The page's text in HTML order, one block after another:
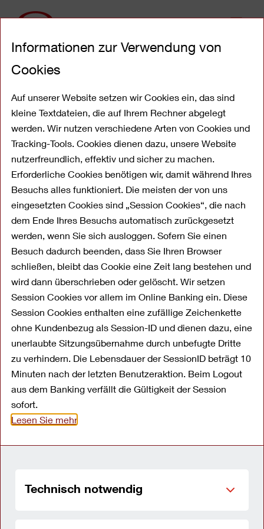
Informationen zur Verwendung von
Cookies
Auf unserer Website setzen wir Cookies ein, das sind
kleine Textdateien, die auf Ihrem Rechner abgelegt
werden. Wir nutzen verschiedene Arten von Cookies und
Tracking-Tools. Cookies dienen dazu, unsere Website
nutzerfreundlich, effektiv und sicher zu machen.
Erforderliche Cookies benötigen wir, damit während Ihres
Besuchs alles funktioniert. Die meisten der von uns
eingesetzten Cookies sind „Session Cookies“, die nach
dem Ende Ihres Besuchs automatisch zurückgesetzt
werden, wenn Sie sich ausloggen. Sofern Sie einen
Besuch dadurch beenden, dass Sie Ihren Browser
schließen, bleibt das Cookie eine Zeit lang bestehen und
wird dann überschrieben oder gelöscht. Wir setzen
Session Cookies vor allem im Online Banking ein. Diese
Session Cookies enthalten eine zufällige Zeichenkette
ohne Kundenbezug als Session-ID und dienen dazu, eine
unerlaubte Sitzungsübernahme durch unbefugte Dritte
zu verhindern. Die Lebensdauer der SessionID beträgt 10
Minuten nach der letzten Benutzeraktion. Beim Logout
aus dem Banking verfällt die Gültigkeit der Session
sofort.
Lesen Sie mehr
Technisch notwendig
zum
InhaltDatenschutz
Hinweise zum Datenschutz
Die OYAK ANKER Bank GmbH ist sich der
Bedeutung der personenbezogenen Daten
seiner Kunden und der Besucher dieser
Website bewusst. Wir nehmen diese
Verantwortung ernst und sehen es als eine
unserer wichtigen Aufgaben an, die
Vertraulichkeit Ihrer Daten sicherzustellen
(Stand: 28.07.2023).
Wir informieren Sie im